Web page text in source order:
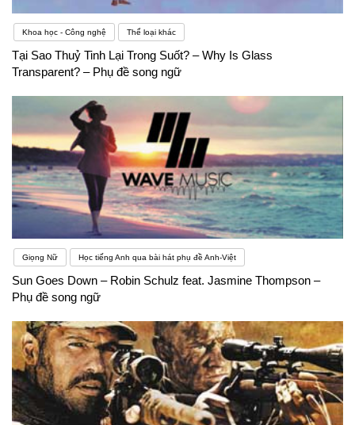
Khoa học - Công nghệ Thể loại khác
Tại Sao Thuỷ Tinh Lại Trong Suốt? – Why Is Glass
Transparent? – Phụ đề song ngữ
Giọng Nữ Học tiếng Anh qua bài hát phụ đề Anh-Việt
Sun Goes Down – Robin Schulz feat. Jasmine Thompson –
Phụ đề song ngữ